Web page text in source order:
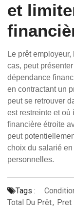
et
Le prêt
cas, peut
dépendance
en contractant un
peut se retrouver
est restreinte et où
financière étroite
peut
choix du salarié
personnelles.
Tags :
Total Du Prêt, Pret